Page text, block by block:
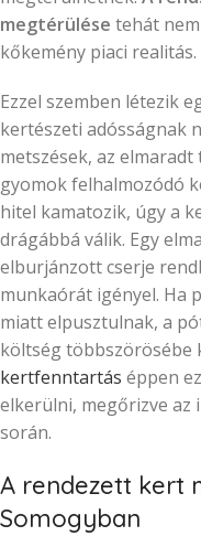
megtérülése tehát
kőkemény piaci realitás.
Ezzel szemben létezik
kertészeti adósságnak
metszések, az
gyomok felhalmozódó
hitel kamatozik, úgy a
drágábbá válik. Egy
elburjánzott cserje
munkaórát igényel. Ha
miatt elpusztulnak, a
költség többszörösébe
kertfenntartás éppen
elkerülni, megőrizve az
során.
A rendezett kert
Somogyban